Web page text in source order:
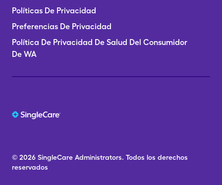
Políticas De Privacidad
Preferencias De Privacidad
Política De Privacidad De Salud Del Consumidor
De WA
© 2026 SingleCare Administrators. Todos los derechos
reservados